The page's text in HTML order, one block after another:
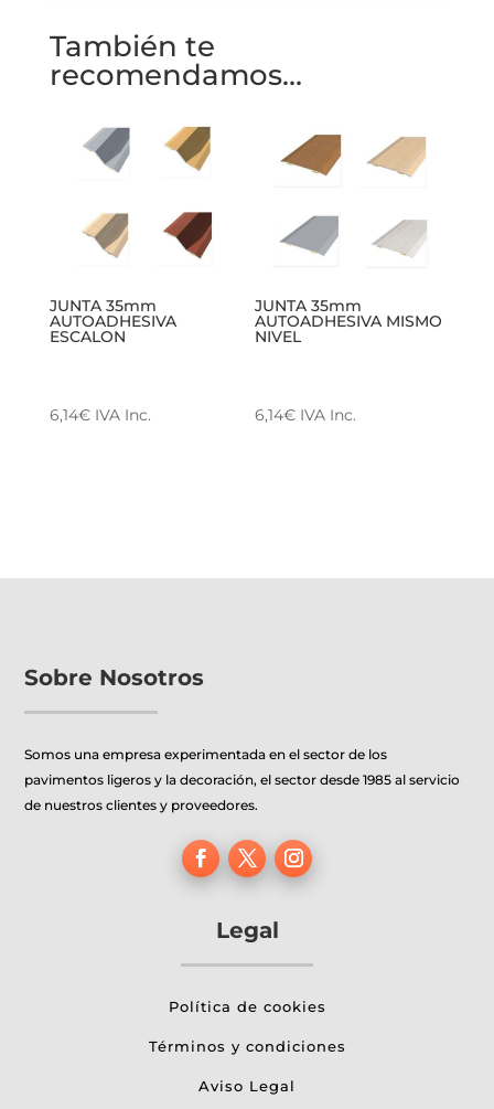
También te
recomendamos…
JUNTA 35mm
AUTOADHESIVA
ESCALON
6,14€ IVA Inc.
pueden
la
página
de
JUNTA 35mm
AUTOADHESIVA MISMO
NIVEL
6,14€ IVA Inc.
la
página
de
producto
Sobre Nosotros
Somos una empresa experimentada en el sector de los
pavimentos ligeros y la decoración, el sector desde 1985 al servicio
de nuestros clientes y proveedores.
Legal
Política de cookies
Términos y condiciones
Aviso Legal